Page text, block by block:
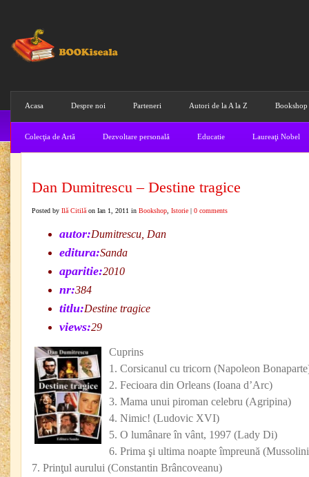
Acasa Despre noi Parteneri Autori de la A la Z Bookshop
Colecţia de Artă Dezvoltare personală Educatie Laureaţi Nobel
Dan Dumitrescu – Destine tragice
Posted by Ilă Citilă on Ian 1, 2011 in Bookshop Istorie | 0 comments
autor:Dumitrescu, Dan
editura:Sanda
aparitie:2010
nr:384
titlu:Destine tragice
views:29
Cuprins
1. Corsicanul cu tricorn (Napoleon
2. Fecioara din Orleans (Ioana d’Arc)
3. Mama unui piroman celebru (Agripina)
4. Nimic! (Ludovic XVI)
5. O lumânare în vânt, 1997 (Lady Di)
6. Prima şi ultima noapte împreună
7. Prinţul aurului (Constantin Brâncoveanu)